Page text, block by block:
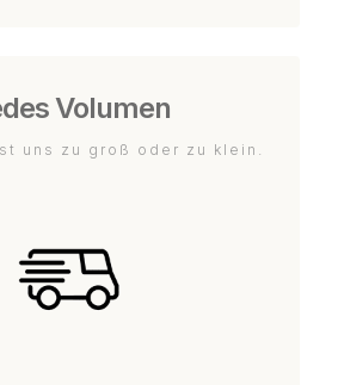
Volumen
uns zu groß oder zu klein.